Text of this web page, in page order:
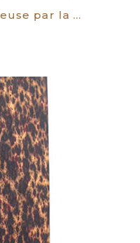
La Société harmonieuse par la science et le fraternel amour. Extrait de « l’Être astral social ».